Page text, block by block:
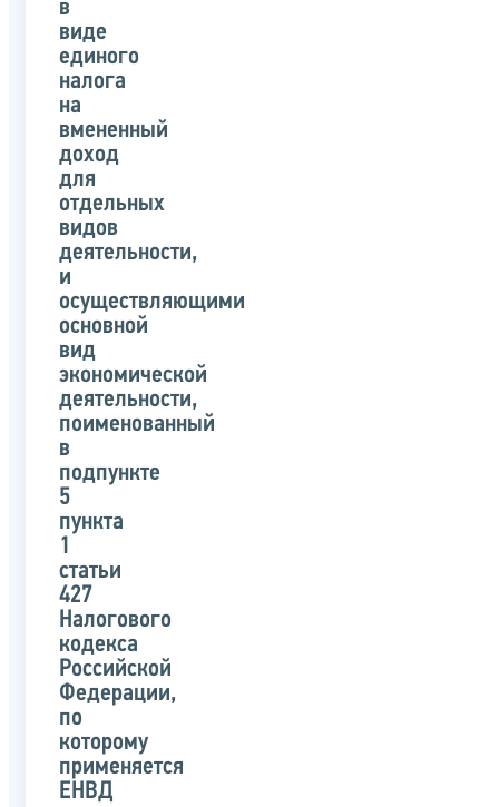
в
виде
единого
налога
на
вмененный
доход
для
отдельных
видов
деятельности,
и
осуществляющими
основной
вид
экономической
деятельности,
поименованный
в
подпункте
5
пункта
1
статьи
427
Налогового
кодекса
Российской
Федерации,
по
которому
применяется
ЕНВД